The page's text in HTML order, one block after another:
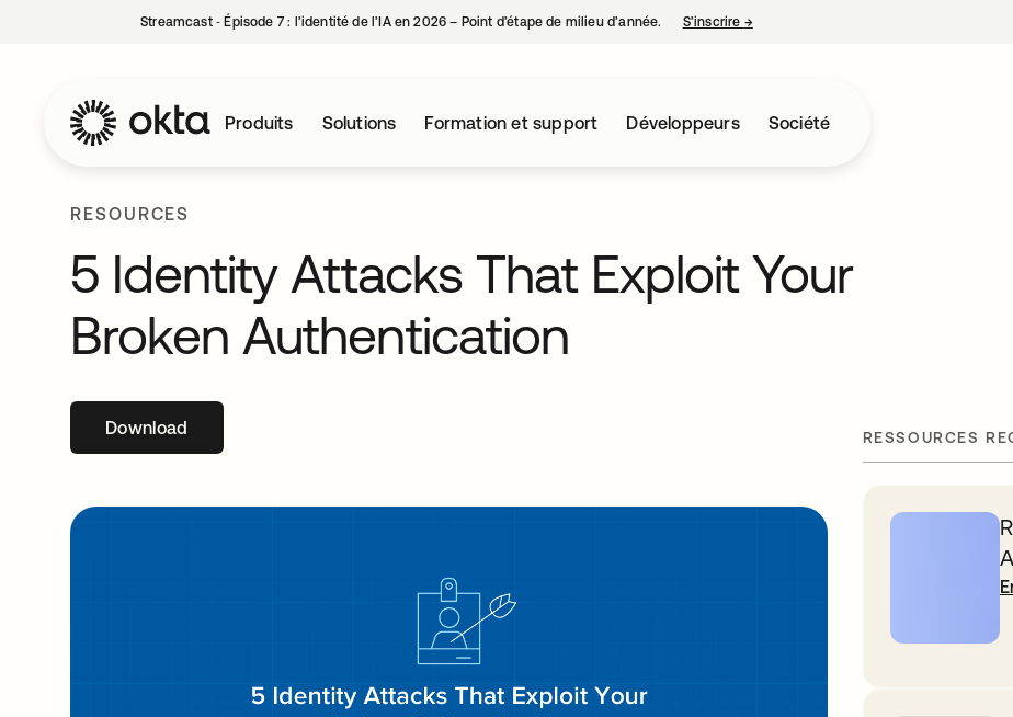
Streamcast ‑ Épisode 7 : l’identité de l’IA en 2026 – Point d’étape de milieu d’année. S’inscrire →s’ouvre dans un nouvel onglet
Produits Solutions Formation et support Développeurs Société
RESOURCES
5 Identity Attacks That Exploit Your
Broken Authentication
Download RESSOURCES